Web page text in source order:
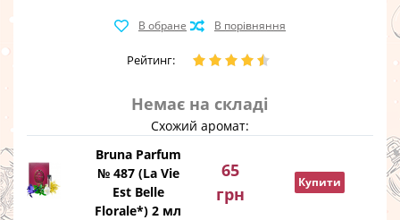
Рейтинг:
Немає на складі
Схожий аромат:
Bruna Parfum
№ 487 (La Vie
Est Belle
Florale*) 2 мл
65
грн
Купити